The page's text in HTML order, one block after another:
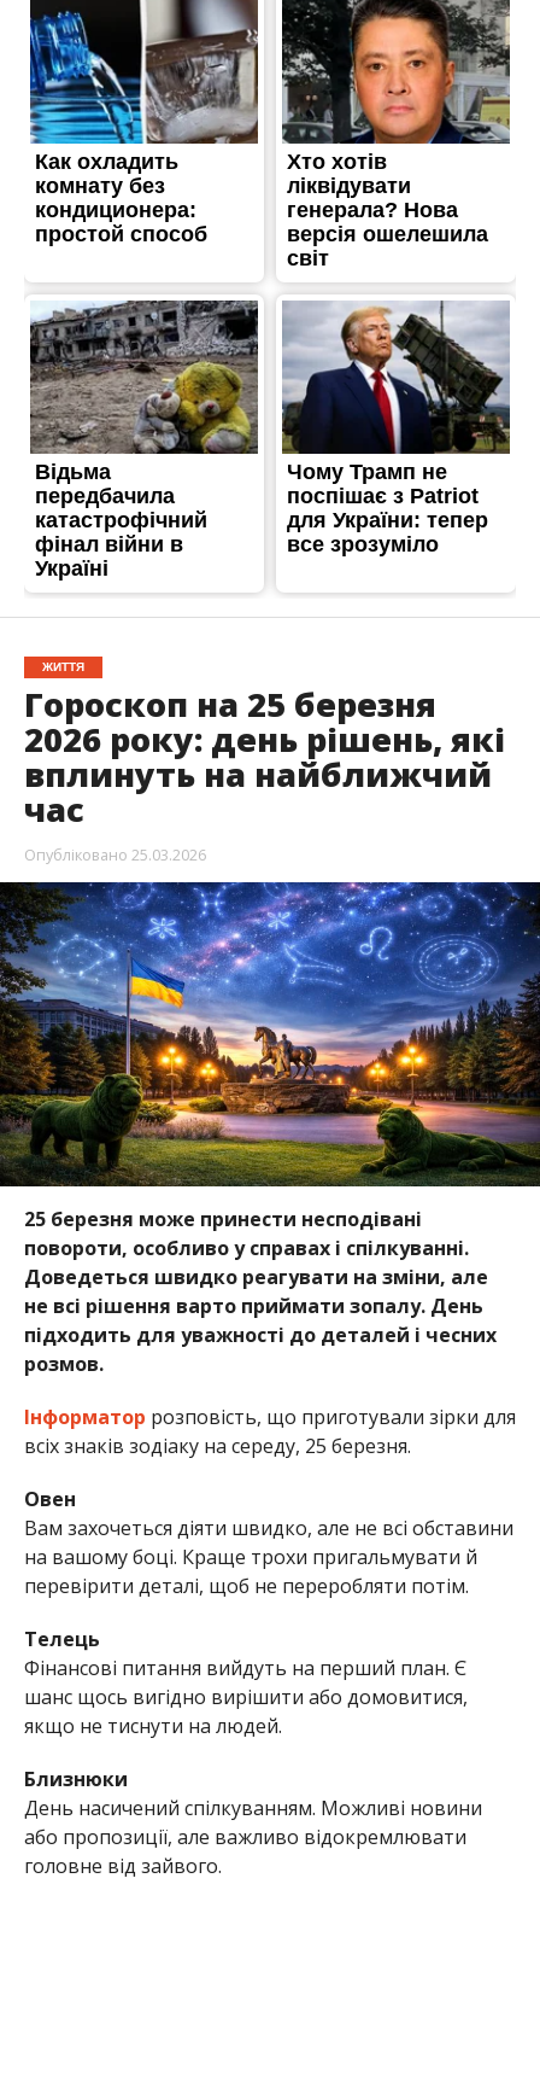
ЖИТТЯ
Гороскоп на 25 березня
2026 року: день рішень, які
вплинуть на найближчий
час
Опубліковано 25.03.2026
25 березня може принести несподівані
повороти, особливо у справах і спілкуванні.
Доведеться швидко реагувати на зміни, але
не всі рішення варто приймати зопалу. День
підходить для уважності до деталей і чесних
розмов.
Інформатор розповість, що приготували зірки для
всіх знаків зодіаку на середу, 25 березня.
Овен
Вам захочеться діяти швидко, але не всі обставини
на вашому боці. Краще трохи пригальмувати й
перевірити деталі, щоб не переробляти потім.
Телець
Фінансові питання вийдуть на перший план. Є
шанс щось вигідно вирішити або домовитися,
якщо не тиснути на людей.
Близнюки
День насичений спілкуванням. Можливі новини
або пропозиції, але важливо відокремлювати
головне від зайвого.